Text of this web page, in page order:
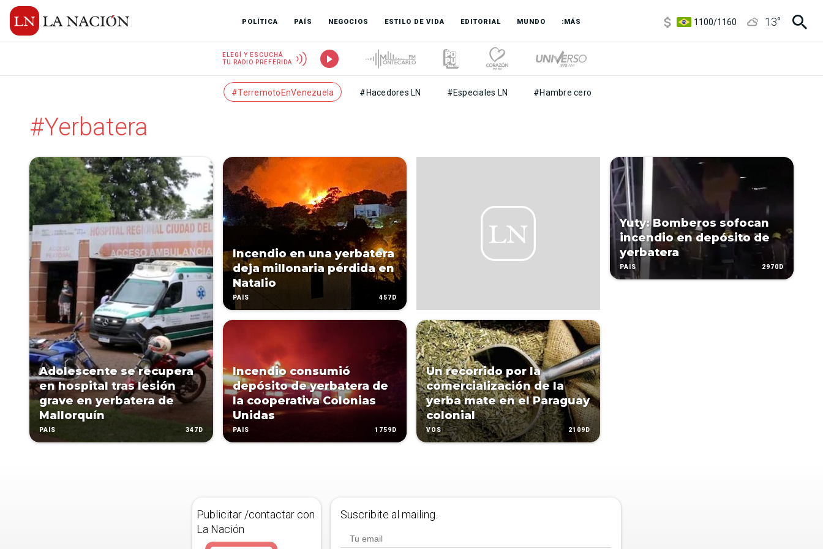
POLÍTICA PAÍS NEGOCIOS ESTILO DE VIDA EDITORIAL MUNDO :MÁS
1100/1160
13°
ELEGÍ Y ESCUCHÁ
TU RADIO PREFERIDA
#TerremotoEnVenezuela #Hacedores LN #Especiales LN #Hambre cero
#Yerbatera
Adolescente se recupera
en hospital tras lesión
grave en yerbatera de
Mallorquín
PAÍS 347D
Incendio en una yerbatera
deja millonaria pérdida en
Natalio
PAÍS 457D
Incendio consumió
depósito de yerbatera de
la cooperativa Colonias
Unidas
PAÍS 1759D
Un recorrido por la
comercialización de la
yerba mate en el Paraguay
colonial
VOS 2109D
Yuty: Bomberos sofocan
incendio en depósito de
yerbatera
PAÍS 2970D
Publicitar /contactar con
La Nación
Suscribite al mailing.